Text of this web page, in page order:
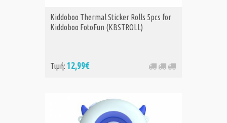
Kiddoboo Thermal Sticker Rolls 5pcs for
Kiddoboo FotoFun (KBSTROLL)
Τιμή: 12,99€